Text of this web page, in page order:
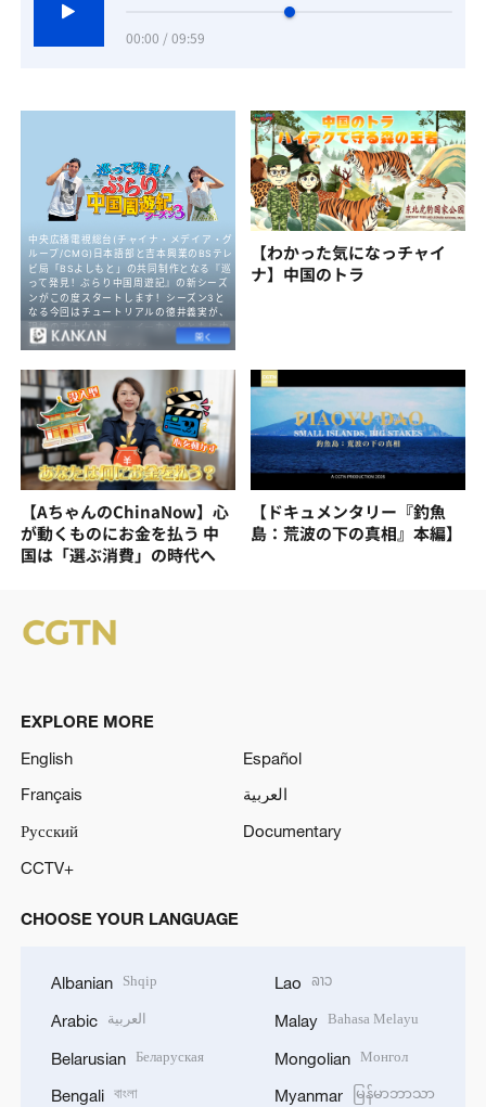
00:00 / 09:59
【わかった気になっチャイ
ナ】中国のトラ
【AちゃんのChinaNow】心
が動くものにお金を払う 中
国は「選ぶ消費」の時代へ
【ドキュメンタリー『釣魚
島：荒波の下の真相』本編】
EXPLORE MORE
English
Español
Français
العربية
Русский
Documentary
CCTV+
CHOOSE YOUR LANGUAGE
Albanian Shqip
Arabic العربية
Belarusian Беларуская
Bengali বাংলা
Lao ລາວ
Malay Bahasa Melayu
Mongolian Монгол
Myanmar မြန်မာဘာသာ